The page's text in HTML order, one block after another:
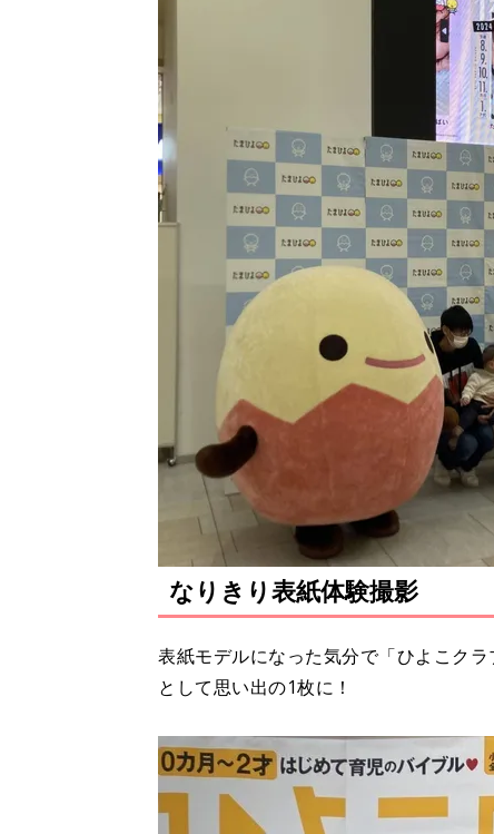
なりきり表紙体験撮影
表紙モデルになった気分で「ひよこク
として思い出の1枚に！